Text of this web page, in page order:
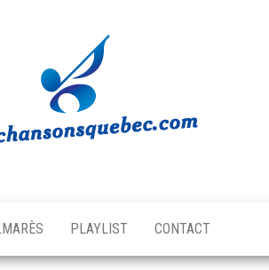
Québec
musicale
québécoise!
PLAYLIST CONTACT